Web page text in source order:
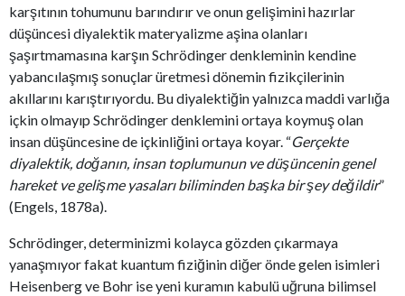
karşıtının tohumunu barındırır ve onun gelişimini hazırlar
düşüncesi diyalektik materyalizme aşina olanları
şaşırtmamasına karşın Schrödinger denkleminin kendine
yabancılaşmış sonuçlar üretmesi dönemin fizikçilerinin
akıllarını karıştırıyordu. Bu diyalektiğin yalnızca maddi varlığa
içkin olmayıp Schrödinger denklemini ortaya koymuş olan
insan düşüncesine de içkinliğini ortaya koyar. “Gerçekte
diyalektik, doğanın, insan toplumunun ve düşüncenin genel
hareket ve gelişme yasaları biliminden başka bir şey değildir”
(Engels, 1878a).
Schrödinger, determinizmi kolayca gözden çıkarmaya
yanaşmıyor fakat kuantum fiziğinin diğer önde gelen isimleri
Heisenberg ve Bohr ise yeni kuramın kabulü uğruna bilimsel